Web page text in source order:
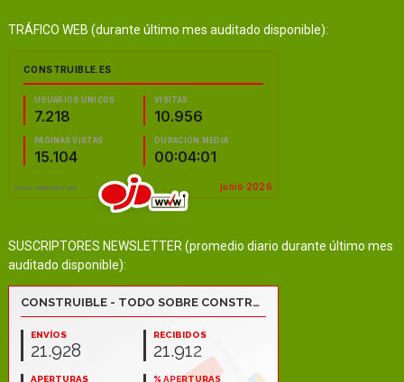
TRÁFICO WEB (durante último mes auditado disponible):
SUSCRIPTORES NEWSLETTER (promedio diario durante último mes
auditado disponible):